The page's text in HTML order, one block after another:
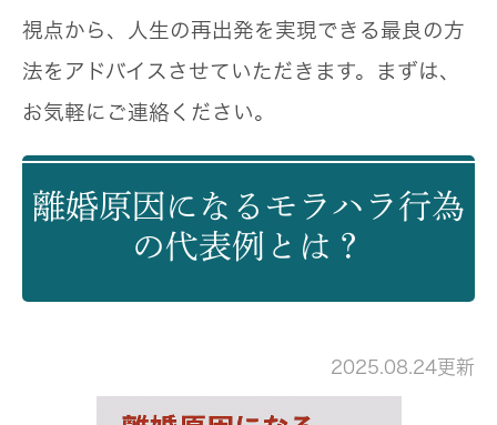
視点から、人生の再出発を実現できる最良の方
法をアドバイスさせていただきます。まずは、
お気軽にご連絡ください。
離婚原因になるモラハラ行為
の代表例とは？
2025.08.24更新